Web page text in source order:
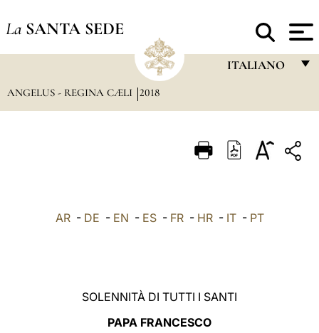
La SANTA SEDE
ITALIANO
ITALIANO
ANGELUS - REGINA CÆLI 2018
AR- DE - EN - ES- FR- HR- IT- PT
SOLENNITÀ DI TUTTI I SANTI
PAPA FRANCESCO